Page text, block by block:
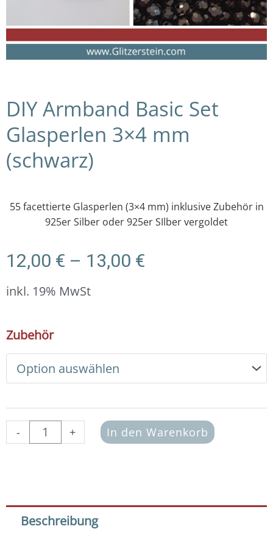
DIY Armband Basic Set
Glasperlen 3×4 mm
(schwarz)
55 facettierte Glasperlen (3×4 mm) inklusive Zubehör in
925er Silber oder 925er SIlber vergoldet
12,00 € – 13,00 €
inkl. 19% MwSt
Zubehör
-
DIY
Armband
Basic
Set
Glasperlen
mm
(schwarz)
Menge
+ In den Warenkorb
Beschreibung